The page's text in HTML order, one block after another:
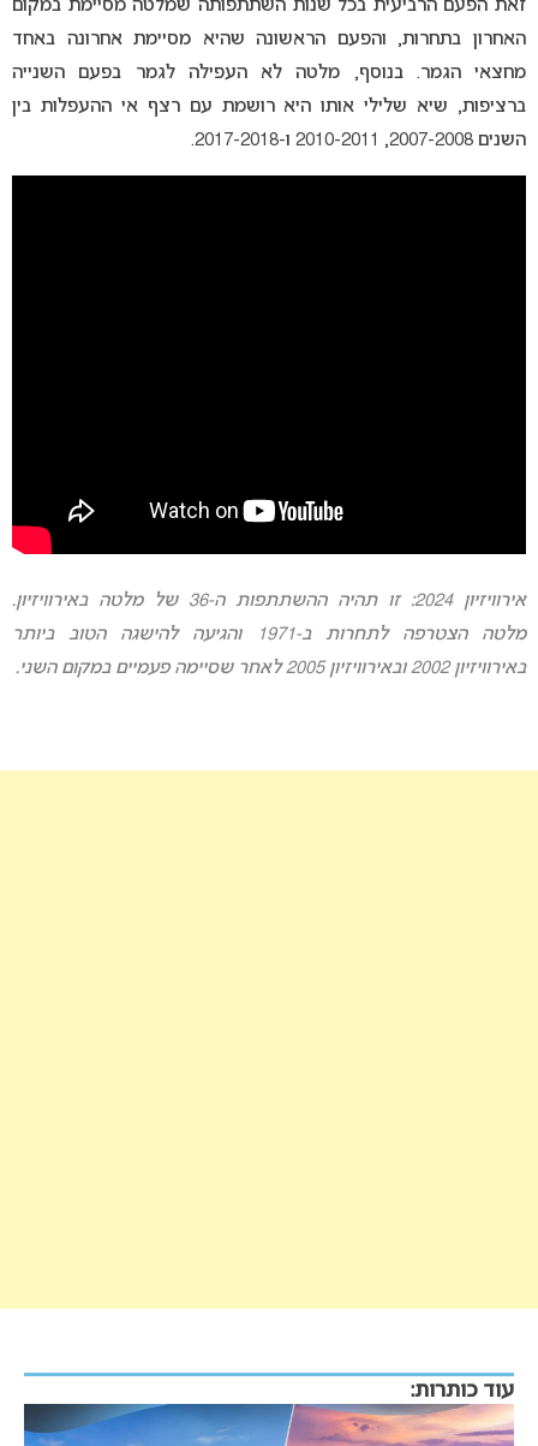
זאת הפעם הרביעית בכל שנות השתתפותה שמלטה מסיימת במקום
האחרון בתחרות, והפעם הראשונה שהיא מסיימת אחרונה באחד
מחצאי הגמר. בנוסף, מלטה לא העפילה לגמר בפעם השנייה
ברציפות, שיא שלילי אותו היא רושמת עם רצף אי ההעפלות בין
השנים 2007-2008, 2010-2011 ו-2017-2018.
אירוויזיון 2024: זו תהיה ההשתתפות ה-36 של מלטה באירוויזיון.
מלטה הצטרפה לתחרות ב-1971 והגיעה להישגה הטוב ביותר
באירוויזיון 2002 ובאירוויזיון 2005 לאחר שסיימה פעמיים במקום השני.
עוד כותרות: